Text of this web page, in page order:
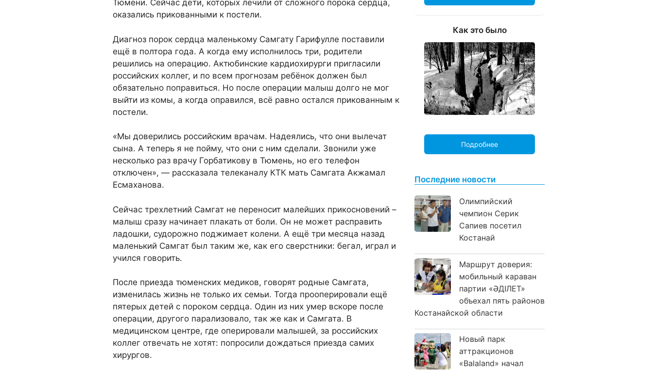
Тюмени. Сейчас дети, которых лечили от сложного порока сердца,
оказались прикованными к постели.
Диагноз порок сердца маленькому Самгату Гарифулле поставили
ещё в полтора года. А когда ему исполнилось три, родители
решились на операцию. Актюбинские кардиохирурги пригласили
российских коллег, и по всем прогнозам ребёнок должен был
обязательно поправиться. Но после операции малыш долго не мог
выйти из комы, а когда оправился, всё равно остался прикованным к
постели.
«Мы доверились российским врачам. Надеялись, что они вылечат
сына. А теперь я не пойму, что они с ним сделали. Звонили уже
несколько раз врачу Горбатикову в Тюмень, но его телефон
отключен», — рассказала телеканалу КТК мать Самгата Акжамал
Есмаханова.
Сейчас трехлетний Самгат не переносит малейших прикосновений –
малыш сразу начинает плакать от боли. Он не может расправить
ладошки, судорожно поджимает колени. А ещё три месяца назад
маленький Самгат был таким же, как его сверстники: бегал, играл и
учился говорить.
После приезда тюменских медиков, говорят родные Самгата,
изменилась жизнь не только их семьи. Тогда прооперировали ещё
пятерых детей с пороком сердца. Один из них умер вскоре после
операции, другого парализовало, так же как и Самгата. В
медицинском центре, где оперировали малышей, за российских
коллег отвечать не хотят: попросили дождаться приезда самих
хирургов.
Как это было
Подробнее
Последние новости
Олимпийский
чемпион Серик
Сапиев посетил
Костанай
Маршрут доверия:
мобильный караван
партии «ӘДІЛЕТ»
объехал пять районов
Костанайской области
Новый парк
аттракционов
«Balaland» начал